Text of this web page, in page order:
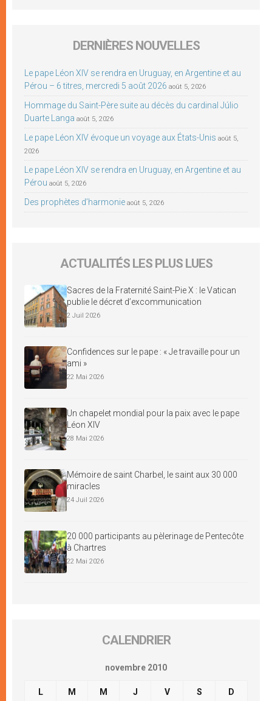
DERNIÈRES NOUVELLES
Le pape Léon XIV se rendra en Uruguay, en Argentine et au
Pérou – 6 titres, mercredi 5 août 2026 août 5, 2026
Hommage du Saint-Père suite au décès du cardinal Júlio
Duarte Langa août 5, 2026
Le pape Léon XIV évoque un voyage aux États-Unis août 5,
2026
Le pape Léon XIV se rendra en Uruguay, en Argentine et au
Pérou août 5, 2026
Des prophètes d’harmonie août 5, 2026
ACTUALITÉS LES PLUS LUES
Sacres de la Fraternité Saint-Pie X : le Vatican
publie le décret d’excommunication
2 Juil 2026
Confidences sur le pape : « Je travaille pour un
ami »
22 Mai 2026
Un chapelet mondial pour la paix avec le pape
Léon XIV
28 Mai 2026
Mémoire de saint Charbel, le saint aux 30 000
miracles
24 Juil 2026
20 000 participants au pèlerinage de Pentecôte
à Chartres
22 Mai 2026
CALENDRIER
novembre 2010
L M M J V S D